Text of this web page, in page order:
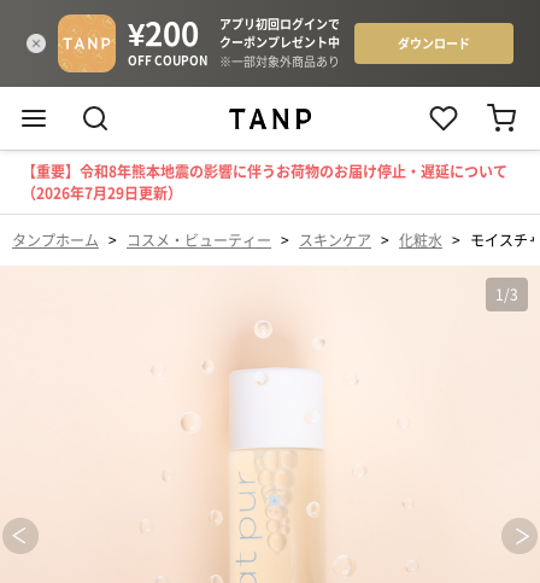
【重要】令和8年熊本地震の影響に伴うお荷物のお届け停止・遅延について
（2026年7月29日更新）
タンプホーム > コスメ・ビューティー > スキンケア > 化粧水 > モイスチ
1 /3